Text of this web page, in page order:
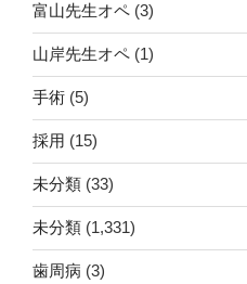
富山先生オペ (3)
山岸先生オペ (1)
手術 (5)
採用 (15)
未分類 (33)
未分類 (1,331)
歯周病 (3)